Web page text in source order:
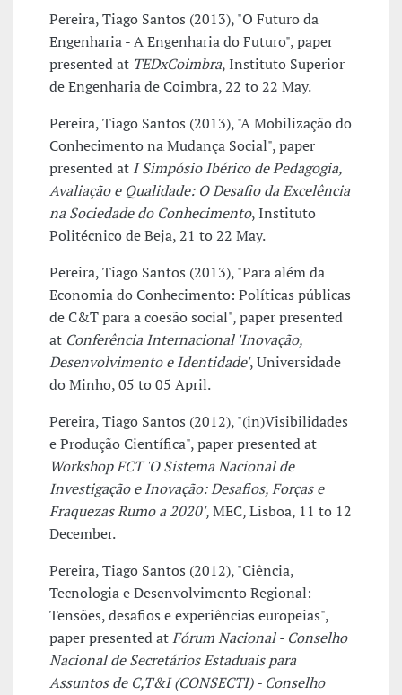
Pereira, Tiago Santos (2013), "O Futuro da
Engenharia - A Engenharia do Futuro", paper
presented at TEDxCoimbra, Instituto Superior
de Engenharia de Coimbra, 22 to 22 May.
Pereira, Tiago Santos (2013), "A Mobilização do
Conhecimento na Mudança Social", paper
presented at I Simpósio Ibérico de Pedagogia,
Avaliação e Qualidade: O Desafio da Excelência
na Sociedade do Conhecimento, Instituto
Politécnico de Beja, 21 to 22 May.
Pereira, Tiago Santos (2013), "Para além da
Economia do Conhecimento: Políticas públicas
de C&T para a coesão social", paper presented
at Conferência Internacional 'Inovação,
Desenvolvimento e Identidade', Universidade
do Minho, 05 to 05 April.
Pereira, Tiago Santos (2012), "(in)Visibilidades
e Produção Científica", paper presented at
Workshop FCT 'O Sistema Nacional de
Investigação e Inovação: Desafios, Forças e
Fraquezas Rumo a 2020', MEC, Lisboa, 11 to 12
December.
Pereira, Tiago Santos (2012), "Ciência,
Tecnologia e Desenvolvimento Regional:
Tensões, desafios e experiências europeias",
paper presented atFórum Nacional - Conselho
Nacional de Secretários Estaduais para
Assuntos de C,T&I (CONSECTI) - Conselho